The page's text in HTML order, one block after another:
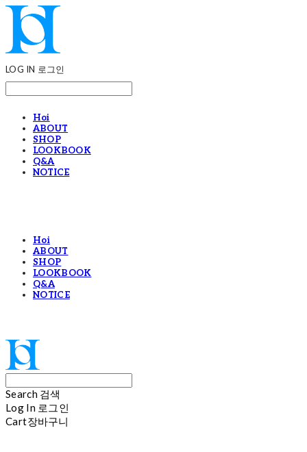
LOG IN 로그인
Hoi
ABOUT
SHOP
LOOKBOOK
Q&A
NOTICE
Hoi
ABOUT
SHOP
LOOKBOOK
Q&A
NOTICE
Search 검색
Log In 로그인
Cart장바구니